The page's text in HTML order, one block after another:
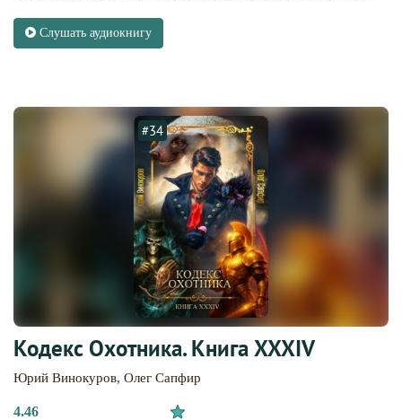
Слушать аудиокнигу
#34
Кодекс Охотника. Книга XXXIV
Юрий Винокуров, Олег Сапфир
4.46